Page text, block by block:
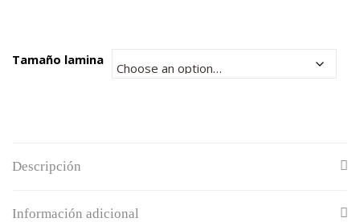
100,00€
Tamaño lamina
Descripción
Información adicional